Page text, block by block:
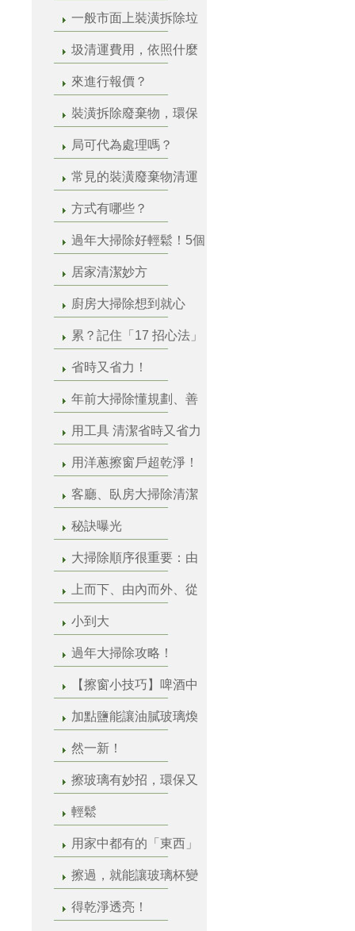
一般市面上裝潢拆除垃
圾清運費用，依照什麼
來進行報價？
裝潢拆除廢棄物，環保
局可代為處理嗎？
常見的裝潢廢棄物清運
方式有哪些？
過年大掃除好輕鬆！5個
居家清潔妙方
廚房大掃除想到就心
累？記住「17 招心法」
省時又省力！
年前大掃除懂規劃、善
用工具 清潔省時又省力
用洋蔥擦窗戶超乾淨！
客廳、臥房大掃除清潔
秘訣曝光
大掃除順序很重要：由
上而下、由內而外、從
小到大
過年大掃除攻略！
【擦窗小技巧】啤酒中
加點鹽能讓油膩玻璃煥
然一新！
擦玻璃有妙招，環保又
輕鬆
用家中都有的「東西」
擦過，就能讓玻璃杯變
得乾淨透亮！